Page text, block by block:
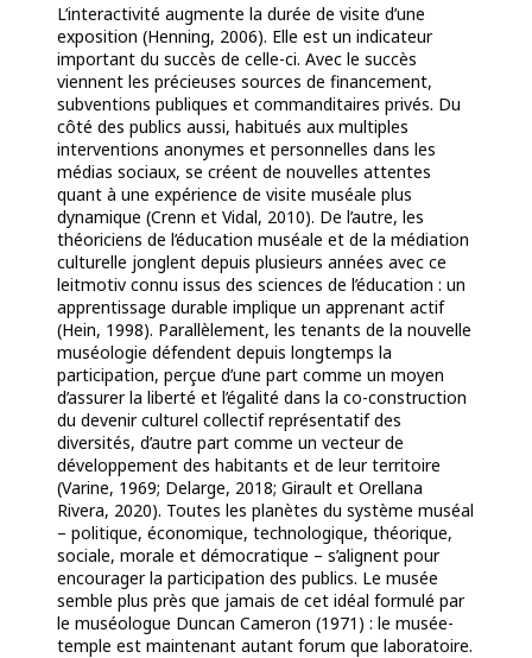
L’interactivité augmente la durée de visite d’une
exposition (Henning, 2006). Elle est un indicateur
important du succès de celle-ci. Avec le succès
viennent les précieuses sources de financement,
subventions publiques et commanditaires privés. Du
côté des publics aussi, habitués aux multiples
interventions anonymes et personnelles dans les
médias sociaux, se créent de nouvelles attentes
quant à une expérience de visite muséale plus
dynamique (Crenn et Vidal, 2010). De l’autre, les
théoriciens de l’éducation muséale et de la médiation
culturelle jonglent depuis plusieurs années avec ce
leitmotiv connu issus des sciences de l’éducation : un
apprentissage durable implique un apprenant actif
(Hein, 1998). Parallèlement, les tenants de la nouvelle
muséologie défendent depuis longtemps la
participation, perçue d’une part comme un moyen
d’assurer la liberté et l’égalité dans la co-construction
du devenir culturel collectif représentatif des
diversités, d’autre part comme un vecteur de
développement des habitants et de leur territoire
(Varine, 1969; Delarge, 2018; Girault et Orellana
Rivera, 2020). Toutes les planètes du système muséal
– politique, économique, technologique, théorique,
sociale, morale et démocratique – s’alignent pour
encourager la participation des publics. Le musée
semble plus près que jamais de cet idéal formulé par
le muséologue Duncan Cameron (1971) : le musée-
temple est maintenant autant forum que laboratoire.